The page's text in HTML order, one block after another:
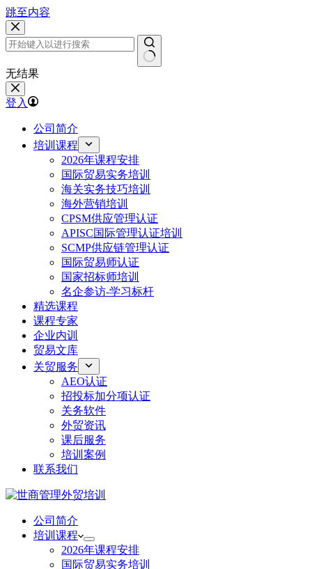
跳至内容
无结果
登入
公司简介
培训课程
2026年课程安排
国际贸易实务培训
海关实务技巧培训
海外营销培训
CPSM供应管理认证
APISC国际管理认证培训
SCMP供应链管理认证
国际贸易师认证
国家招标师培训
名企参访-学习标杆
精选课程
课程专家
企业内训
贸易文库
关贸服务
AEO认证
招投标加分项认证
关务软件
外贸资讯
课后服务
培训案例
联系我们
公司简介
培训课程
2026年课程安排
国际贸易实务培训